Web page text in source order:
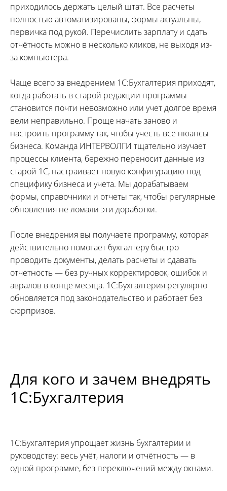
приходилось держать целый штат. Все расчеты
полностью автоматизированы, формы актуальны,
первичка под рукой. Перечислить зарплату и сдать
отчётность можно в несколько кликов, не выходя из-
за компьютера.
Чаще всего за внедрением 1С:Бухгалтерия приходят,
когда работать в старой редакции программы
становится почти невозможно или учет долгое время
вели неправильно. Проще начать заново и
настроить программу так, чтобы учесть все нюансы
бизнеса. Команда ИНТЕРВОЛГИ тщательно изучает
процессы клиента, бережно переносит данные из
старой 1С, настраивает новую конфигурацию под
специфику бизнеса и учета. Мы дорабатываем
формы, справочники и отчеты так, чтобы регулярные
обновления не ломали эти доработки.
После внедрения вы получаете программу, которая
действительно помогает бухгалтеру быстро
проводить документы, делать расчеты и сдавать
отчетность — без ручных корректировок, ошибок и
авралов в конце месяца. 1С:Бухгалтерия регулярно
обновляется под законодательство и работает без
сюрпризов.
Для кого и зачем внедрять
1С:Бухгалтерия
1С:Бухгалтерия упрощает жизнь бухгалтерии и
руководству: весь учёт, налоги и отчётность — в
одной программе, без переключений между окнами.